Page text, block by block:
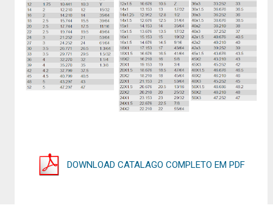
DOWNLOAD CATALAGO COMPLETO EM PDF